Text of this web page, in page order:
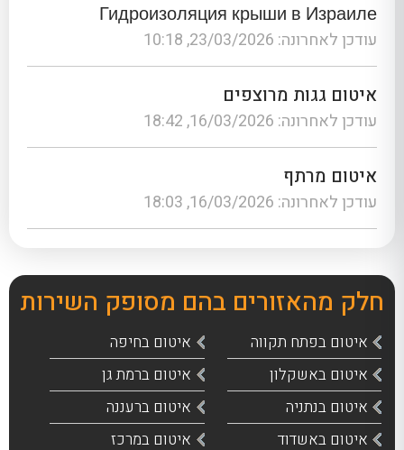
Гидроизоляция крыши в Израиле
עודכן לאחרונה: 23/03/2026, 10:18
איטום גגות מרוצפים
עודכן לאחרונה: 16/03/2026, 18:42
איטום מרתף
עודכן לאחרונה: 16/03/2026, 18:03
חלק מהאזורים בהם מסופק השירות
איטום בפתח תקווה
איטום בחיפה
איטום באשקלון
איטום ברמת גן
איטום בנתניה
איטום ברעננה
איטום באשדוד
איטום במרכז